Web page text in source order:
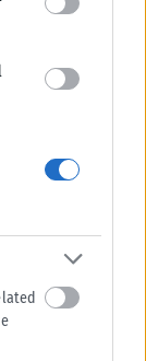
είμαστε με
δεν θα ενταχθεί
αυτόνομη
γνώμονα το